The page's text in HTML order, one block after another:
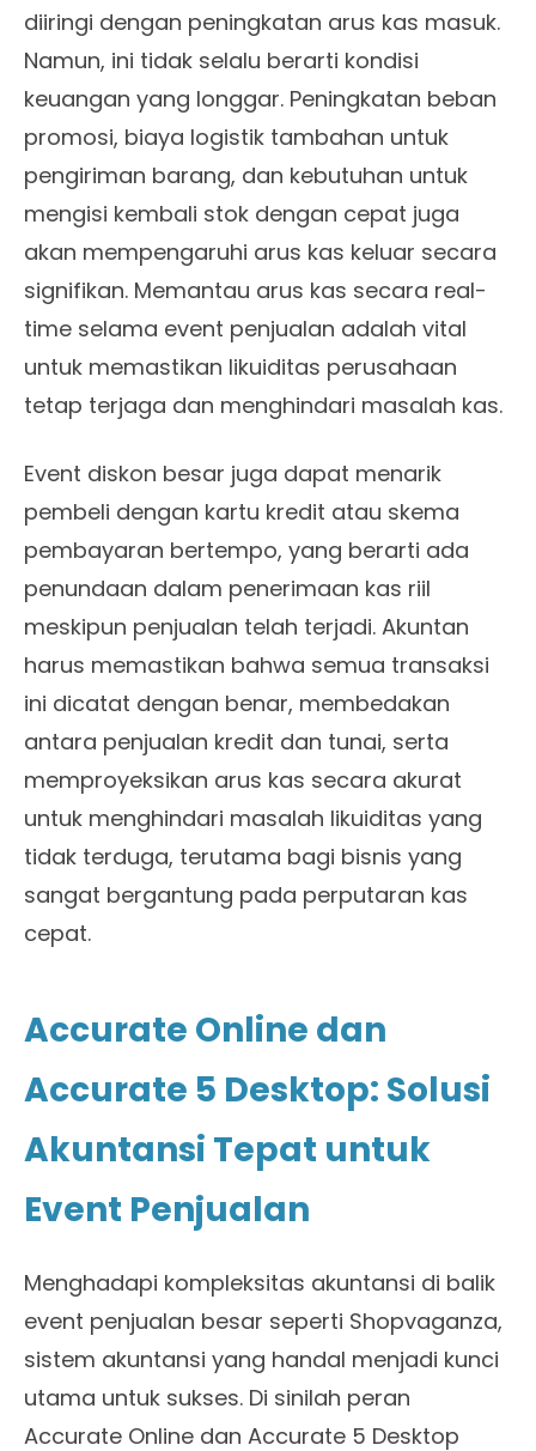
diiringi dengan peningkatan arus kas masuk.
Namun, ini tidak selalu berarti kondisi
keuangan yang longgar. Peningkatan beban
promosi, biaya logistik tambahan untuk
pengiriman barang, dan kebutuhan untuk
mengisi kembali stok dengan cepat juga
akan mempengaruhi arus kas keluar secara
signifikan. Memantau arus kas secara real-
time selama event penjualan adalah vital
untuk memastikan likuiditas perusahaan
tetap terjaga dan menghindari masalah kas.
Event diskon besar juga dapat menarik
pembeli dengan kartu kredit atau skema
pembayaran bertempo, yang berarti ada
penundaan dalam penerimaan kas riil
meskipun penjualan telah terjadi. Akuntan
harus memastikan bahwa semua transaksi
ini dicatat dengan benar, membedakan
antara penjualan kredit dan tunai, serta
memproyeksikan arus kas secara akurat
untuk menghindari masalah likuiditas yang
tidak terduga, terutama bagi bisnis yang
sangat bergantung pada perputaran kas
cepat.
Accurate Online dan
Accurate 5 Desktop: Solusi
Akuntansi Tepat untuk
Event Penjualan
Menghadapi kompleksitas akuntansi di balik
event penjualan besar seperti Shopvaganza,
sistem akuntansi yang handal menjadi kunci
utama untuk sukses. Di sinilah peran
Accurate Online dan Accurate 5 Desktop